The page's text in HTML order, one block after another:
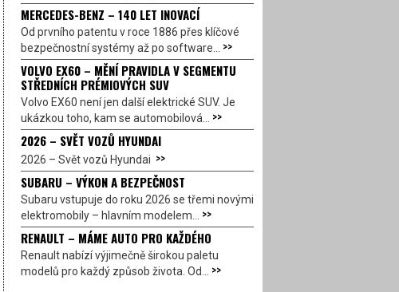
MERCEDES-BENZ – 140 LET INOVACÍ
Od prvního patentu v roce 1886 přes klíčové
bezpečnostní systémy až po software... >>
VOLVO EX60 – MĚNÍ PRAVIDLA V SEGMENTU
STŘEDNÍCH PRÉMIOVÝCH SUV
Volvo EX60 není jen další elektrické SUV. Je
ukázkou toho, kam se automobilová... >>
2026 – SVĚT VOZŮ HYUNDAI
2026 – Svět vozů Hyundai >>
SUBARU – VÝKON A BEZPEČNOST
Subaru vstupuje do roku 2026 se třemi novými
elektromobily – hlavním modelem... >>
RENAULT – MÁME AUTO PRO KAŽDÉHO
Renault nabízí výjimečně širokou paletu
modelů pro každý způsob života. Od... >>